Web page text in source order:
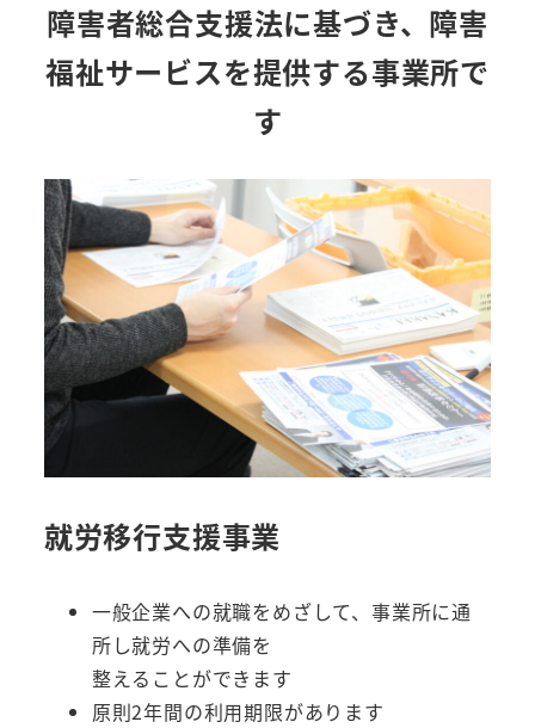
障害者総合支援法に基づき、障害
福祉サービスを提供する事業所で
す
就労移行支援事業
一般企業への就職をめざして、事業所に通
所し就労への準備を
整えることができます
原則2年間の利用期限があります